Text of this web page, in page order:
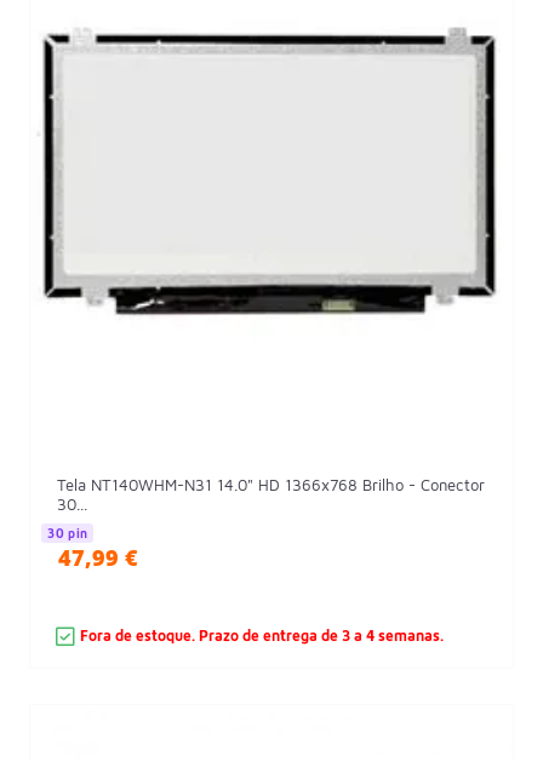
Tela NT140WHM-N31 14.0" HD 1366x768 Brilho - Conector
30...
30 pin
47,99 €
Fora de estoque. Prazo de entrega de 3 a 4 semanas.